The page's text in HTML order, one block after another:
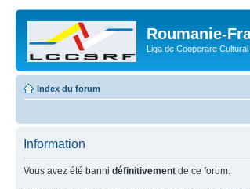
Roumanie-
Liga de Cooperare
Index du forum
Information
Vous avez été banni définitivement de ce forum.